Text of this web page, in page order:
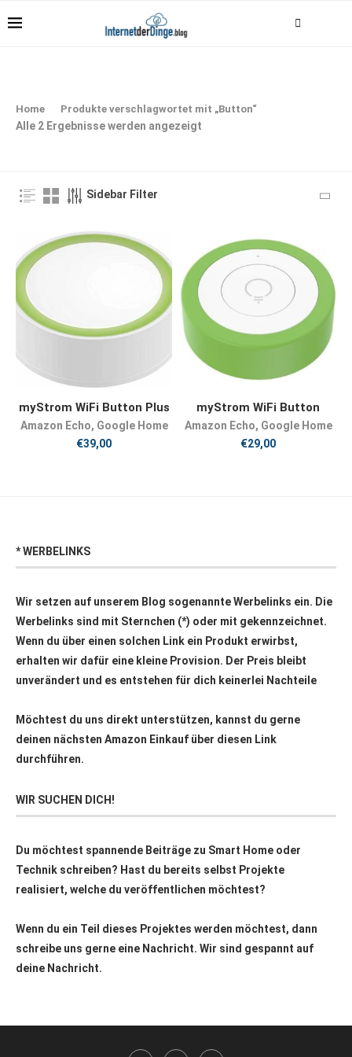
Home Produkte verschlagwortet mit „Button“
Alle 2 Ergebnisse werden angezeigt
Sidebar Filter
JETZT KAUFEN
myStrom WiFi Button Plus
Amazon Echo, Google Home
€39,00
JETZT KAUFEN
myStrom WiFi Button
Amazon Echo, Google Home
€29,00
* WERBELINKS
Wir setzen auf unserem Blog sogenannte Werbelinks ein. Die
Werbelinks sind mit Sternchen (*) oder mit gekennzeichnet.
Wenn du über einen solchen Link ein Produkt erwirbst,
erhalten wir dafür eine kleine Provision. Der Preis bleibt
unverändert und es entstehen für dich keinerlei Nachteile
Möchtest du uns direkt unterstützen, kannst du gerne
deinen nächsten Amazon Einkauf über diesen Link
durchführen.
WIR SUCHEN DICH!
Du möchtest spannende Beiträge zu Smart Home oder
Technik schreiben? Hast du bereits selbst Projekte
realisiert, welche du veröffentlichen möchtest?
Wenn du ein Teil dieses Projektes werden möchtest, dann
schreibe uns gerne eine Nachricht. Wir sind gespannt auf
deine Nachricht.